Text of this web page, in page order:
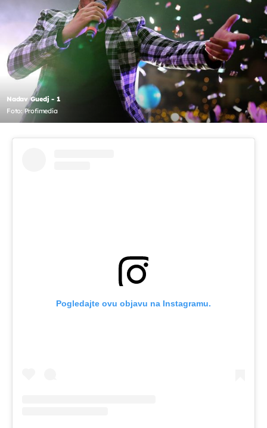
Nadav Guedj - 1
Foto: Profimedia
Pogledajte ovu objavu na Instagramu.